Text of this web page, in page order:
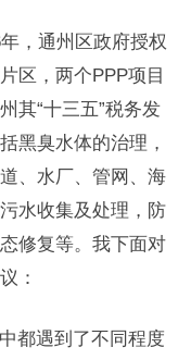
，通州区政府授权
区，两个PPP项目
其“十三五”税务发
黑臭水体的治理，
、水厂、管网、海
水收集及处理，防
修复等。我下面对
：
都遇到了不同程度